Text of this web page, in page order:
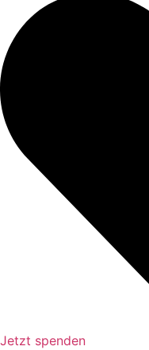
Jetzt spenden